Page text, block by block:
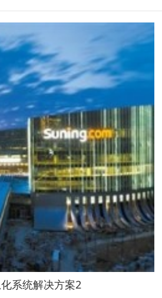
系统解决方案2